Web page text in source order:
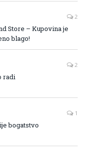
2
Store – Kupovina je
blago!
2
radi
1
bogatstvo